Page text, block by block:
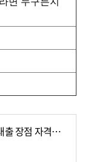
NH농협은행 올원 비상금대출 장점 자격조건 모바일신청방법 총정리